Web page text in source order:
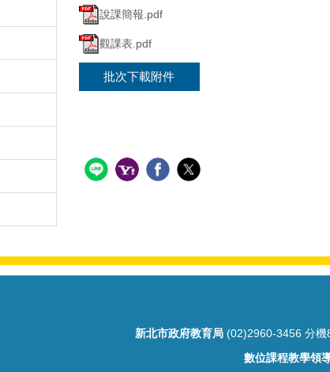
說課簡報.pdf
觀課表.pdf
批次下載附件
新北市政府教育局 (02)2960-3456 分
數位課程教學領